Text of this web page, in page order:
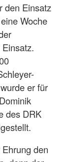
den Einsatz
Woche
er für
des DRK
den